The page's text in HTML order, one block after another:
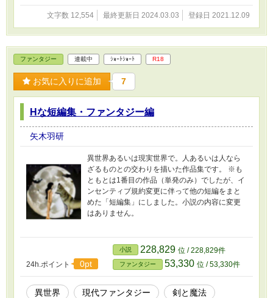
文字数 12,554 最終更新日 2024.03.03 登録日 2021.12.09
ファンタジー 連載中 ｼｮｰﾄｼｮｰﾄ R18
お気に入りに追加 7
Hな短編集・ファンタジー編
矢木羽研
異世界あるいは現実世界で。人あるいは人なら
ざるものとの交わりを描いた作品集です。 ※も
ともとは1番目の作品（単発のみ）でしたが、イ
ンセンティブ規約変更に伴って他の短編をまと
めた「短編集」にしました。小説の内容に変更
はありません。
24h.ポイント 0pt
小説 228,829 位 / 228,829件
ファンタジー 53,330 位 / 53,330件
異世界 現代ファンタジー
剣と魔法